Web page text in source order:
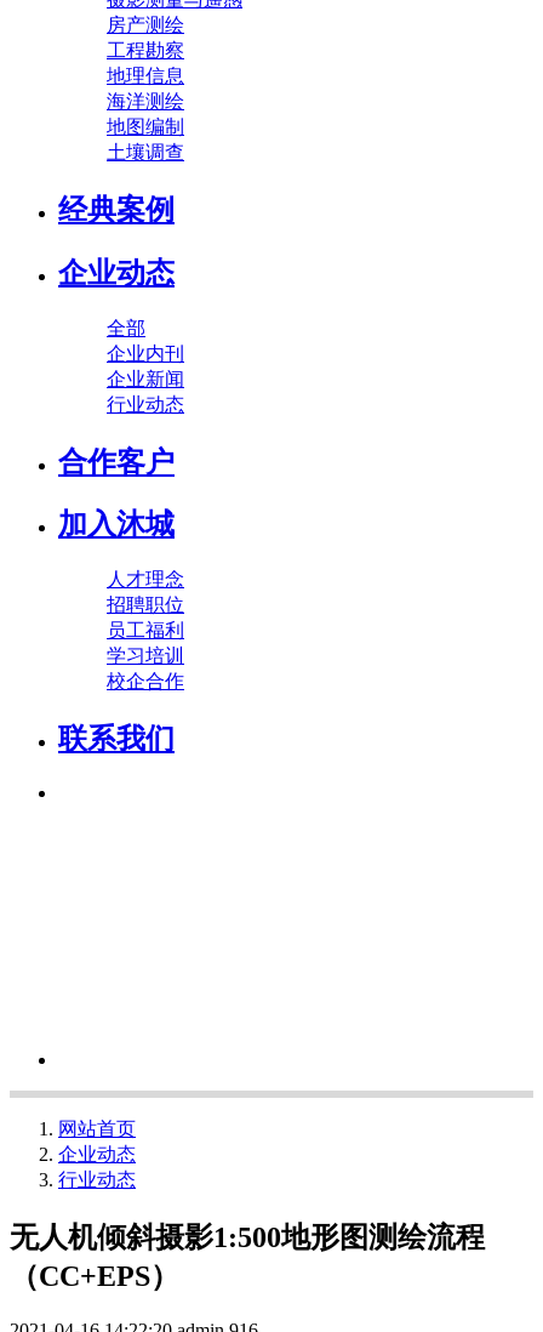
房产测绘
工程勘察
地理信息
海洋测绘
地图编制
土壤调查
经典案例
企业动态
全部
企业内刊
企业新闻
行业动态
合作客户
加入沐城
人才理念
招聘职位
员工福利
学习培训
校企合作
联系我们
网站首页
企业动态
行业动态
无人机倾斜摄影1:500地形图测绘流程
（CC+EPS）